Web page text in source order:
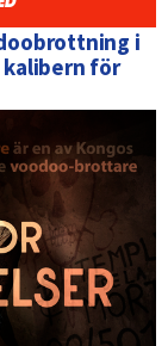
i
kalibern för